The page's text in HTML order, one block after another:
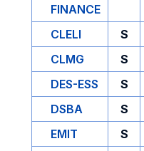
FINANCE
CLELI S
CLMG
S
DES-ESS
S
DSBA
S
EMIT
S